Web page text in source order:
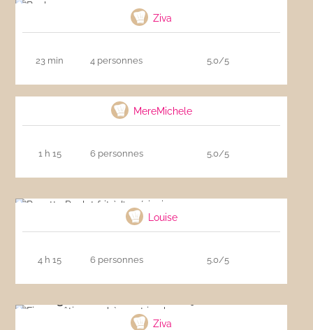
Ziva
23 min 4 personnes 5.0/5
Chutney de mangue
MereMichele
1 h 15 6 personnes 5.0/5
Louise
4 h 15 6 personnes 5.0/5
Ziva